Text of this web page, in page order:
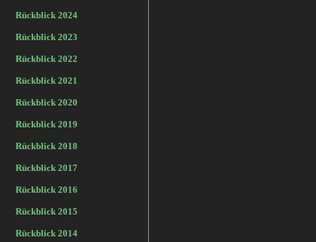
Rückblick 2024
Rückblick 2023
Rückblick 2022
Rückblick 2021
Rückblick 2020
Rückblick 2019
Rückblick 2018
Rückblick 2017
Rückblick 2016
Rückblick 2015
Rückblick 2014